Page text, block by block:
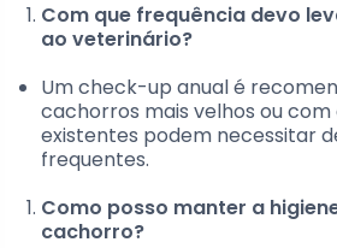
Com que frequência devo
ao veterinário?
Um check-up anual é
cachorros mais velhos ou
existentes podem necessitar
frequentes.
Como posso manter a
cachorro?